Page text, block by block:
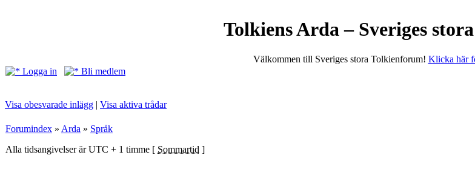
Tolkiens Arda – Sveriges
Välkommen till Sveriges stora Tolkienforum! Klicka här
Logga in
Bli medlem
Visa obesvarade inlägg | Visa aktiva trådar
Forumindex » Arda » Språk
Alla tidsangivelser är UTC + 1 timme [ Sommartid ]